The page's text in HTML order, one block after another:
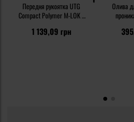
Передня рукоятка UTG
Compact Polymer M-LOK -
1 139,09 грн
Олива